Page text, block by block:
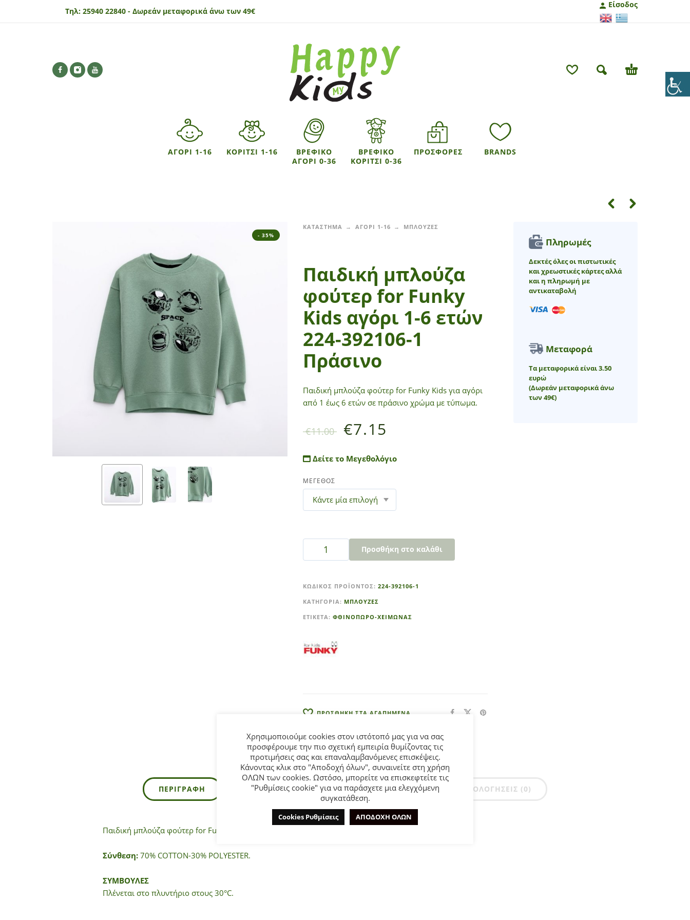
Τηλ: 25940 22840 - Δωρεάν μεταφορικά άνω των 49€
Είσοδος
ΑΓΟΡΙ 1-16 ΚΟΡΙΤΣΙ 1-16
ΒΡΕΦΙΚΟ
ΑΓΟΡΙ 0-36
ΒΡΕΦΙΚΟ
ΚΟΡΙΤΣΙ 0-36
ΠΡΟΣΦΟΡΕΣ BRANDS
- 35%
ΚΑΤΑΣΤΗΜΑ ΑΓΟΡΙ 1-16 ΜΠΛΟΥΖΕΣ
Παιδική μπλούζα
φούτερ for Funky
Kids αγόρι 1-6 ετών
224-392106-1
Πράσινο
Παιδική μπλούζα φούτερ for Funky Kids για αγόρι
από 1 έως 6 ετών σε πράσινο χρώμα με τύπωμα.
€11.00 €7.15
Δείτε το Μεγεθολόγιο
ΜΕΓΕΘΟΣ
Προσθήκη στο καλάθι
t
e
r
t
ΚΩΔΙΚΌΣ ΠΡΟΪΌΝΤΟΣ: 224-392106-1
ΚΑΤΗΓΟΡΊΑ: ΜΠΛΟΥΖΕΣ
ΕΤΙΚΈΤΑ: ΦΘΙΝΟΠΩΡΟ-ΧΕΙΜΩΝΑΣ
ΠΡΟΣΘΗΚΗ ΣΤΑ ΑΓΑΠΗΜΕΝΑ
Πληρωμές
Δεκτές όλες οι πιστωτικές
και χρεωστικές κάρτες αλλά
και η πληρωμή με
αντικαταβολή
Μεταφορά
Τα μεταφορικά είναι 3.50
ευρώ
(Δωρεάν μεταφορικά άνω
των 49€)
ΠΕΡΙΓΡΑΦΉ ΕΠΙΠΛΈΟΝ ΠΛΗΡΟΦΟΡΊΕΣ ΕΤΑΙΡΊΑ ΑΞΙΟΛΟΓΉΣΕΙΣ (0)
Παιδική μπλούζα φούτερ for Funky Kids για αγόρι από 1 έως 6 ετών σε πράσινο χρώμα με τύπωμα.
Σύνθεση: 70% COTTON-30% POLYESTER.
ΣΥΜΒΟΥΛΕΣ
Πλένεται στο πλυντήριο στους 30°C.
Χρησιμοποιούμε cookies στον ιστότοπό μας για να σας
προσφέρουμε την πιο σχετική εμπειρία θυμίζοντας τις
προτιμήσεις σας και επαναλαμβανόμενες επισκέψεις.
Κάνοντας κλικ στο "Αποδοχή όλων", συναινείτε στη χρήση
ΟΛΩΝ των cookies. Ωστόσο, μπορείτε να επισκεφτείτε τις
"Ρυθμίσεις cookie" για να παράσχετε μια ελεγχόμενη
συγκατάθεση.
Cookies Ρυθμίσεις ΑΠΟΔΟΧΗ ΟΛΩΝ